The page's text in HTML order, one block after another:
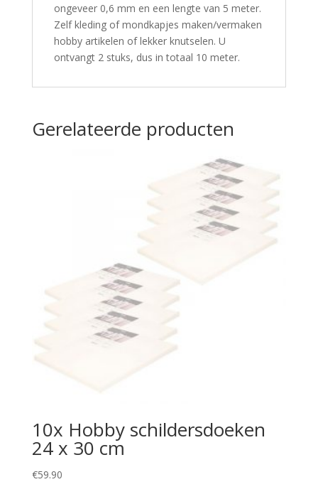
ongeveer 0,6 mm en een lengte van 5 meter.
Zelf kleding of mondkapjes maken/vermaken
hobby artikelen of lekker knutselen. U
ontvangt 2 stuks, dus in totaal 10 meter.
Gerelateerde producten
10x Hobby schildersdoeken
24 x 30 cm
€59.90